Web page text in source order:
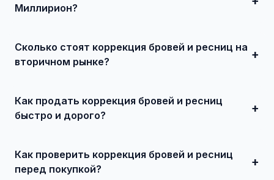
Миллирион?
встрече и совершите сделку. Для дорогих автомобилей
рекомендуется провести независимую экспертизу.
Сколько стоят коррекция бровей и ресниц на
вторичном рынке?
представлены предложения от 50 000 ₽ до нескольких
миллионов рублей.
Как продать коррекция бровей и ресниц
быстро и дорого?
необходимости воспользуйтесь платным продвижением
— ваше объявление поднимется в топ.
Как проверить коррекция бровей и ресниц
перед покупкой?